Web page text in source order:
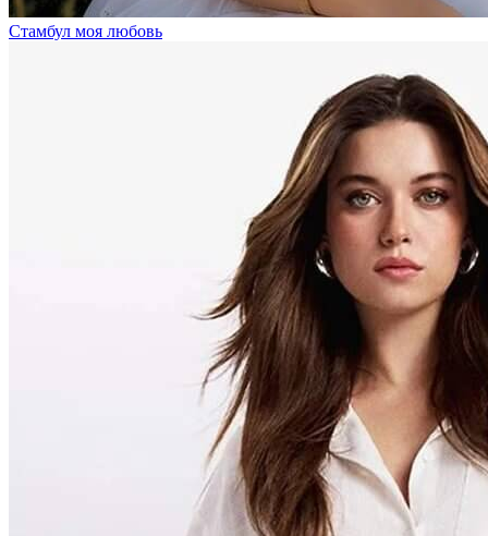
Стамбул моя любовь